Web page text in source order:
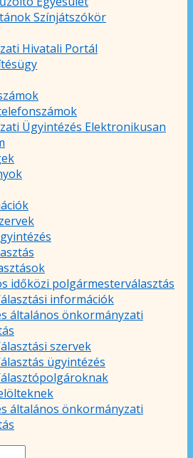
Színjátszókör
Hivatali Portál
Ügyintézés Elektronikusan
időközi polgármesterválasztás
információk
általános önkormányzati
szervek
ügyintézés
általános önkormányzati